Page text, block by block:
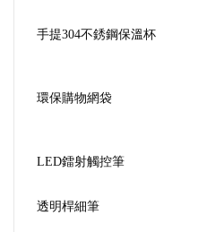
手提304不銹鋼保溫杯
環保購物網袋
LED鐳射觸控筆
透明桿細筆